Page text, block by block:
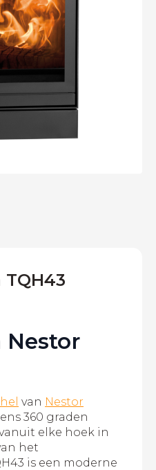
Nestor
van Nestor
360 graden
elke hoek in
het
is een moderne